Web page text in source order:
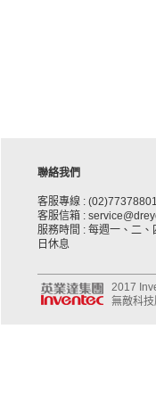
聯絡我們
客服專線 : (02)77378801
客服信箱 :
服務時間 : 每週一、二
日休息
2017
無敵科